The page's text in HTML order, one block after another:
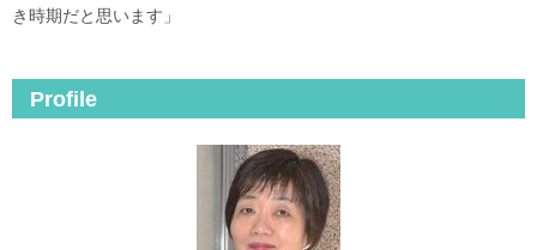
き時期だと思います」
Profile